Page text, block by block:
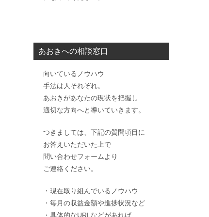
あおきへの相談窓口
向いているノウハウ
手法は人それぞれ。
あおきがあなたの現状を把握し
適切な方向へと導いていきます。
つきましては、下記の質問項目に
お答えいただいた上で
問い合わせフォームより
ご連絡ください。
・現在取り組んでいるノウハウ
・毎月の収益金額や進捗状況など
・具体的なURLなどがあれば